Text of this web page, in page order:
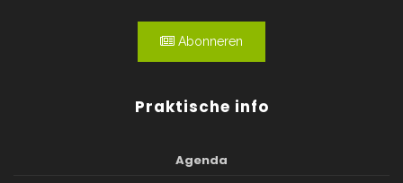
Abonneren
Praktische info
Agenda